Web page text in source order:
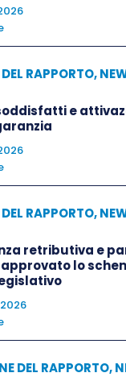
RAPPORTO,
e
RAPPORTO,
retributiva e
lo
DEL RAPPORTO,